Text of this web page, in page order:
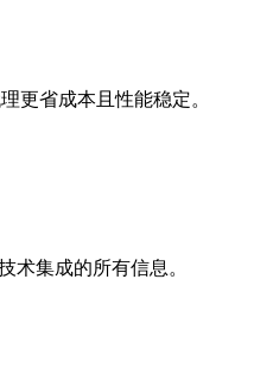
更省成本且性能稳定。
术集成的所有信息。